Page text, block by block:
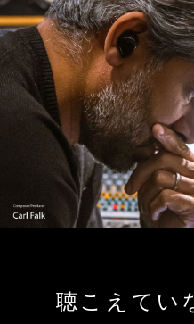
聴こえてい